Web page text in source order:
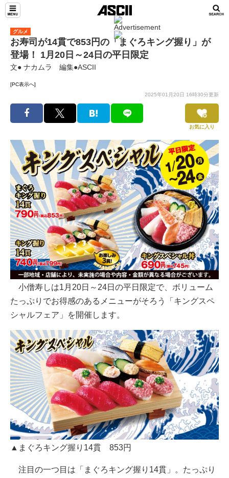
グルメ
お寿司が14貫で853円の「まぐろキング握り」が
登場！ 1月20日～24日の平日限定
文● ナカムラ 編集●ASCII
[PC表示へ]
2025年01月20日 16時30分更新
お気に入り
小僧寿しは1月20日～24日の平日限定で、ボリューム
たっぷりでお得感のあるメニューがそろう「キングスペ
シャルフェア」を開催します。
▲まぐろキング握り14貫 853円
注目の一つ目は「まぐろキング握り14貫」。たっぷり